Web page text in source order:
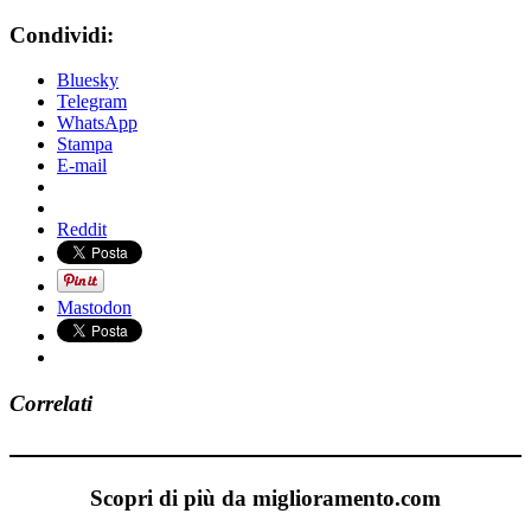
Condividi:
Bluesky
Telegram
WhatsApp
Stampa
E-mail
Reddit
Mastodon
Correlati
Scopri di più da miglioramento.com